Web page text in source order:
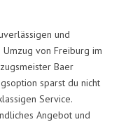
und
von Freiburg im
Baer
sparst du nicht
Service.
Angebot und